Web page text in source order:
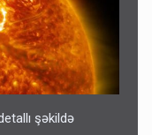
şəkildə